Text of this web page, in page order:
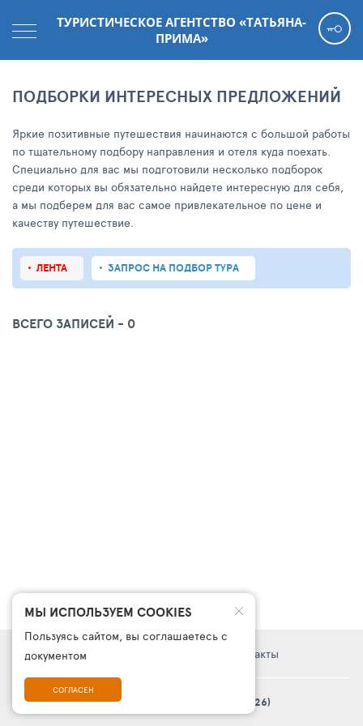
ТУРИСТИЧЕСКОЕ АГЕНТСТВО «ТАТЬЯНА-
ПРИМА»
ПОДБОРКИ ИНТЕРЕСНЫХ ПРЕДЛОЖЕНИЙ
Яркие позитивные путешествия начинаются с большой работы
по тщательному подбору направления и отеля куда поехать.
Специально для вас мы подготовили несколько подборок
среди которых вы обязательно найдете интересную для себя,
а мы подберем для вас самое привлекательное по цене и
качеству путешествие.
ЛЕНТА ЗАПРОС НА ПОДБОР ТУРА
ВСЕГО ЗАПИСЕЙ - 0
Правовая информация Контакты
© Платформа «ТурСайт Про» в.5.2.0 (2003 - 2026)
МЫ ИСПОЛЬЗУЕМ COOKIES
Пользуясь сайтом, вы соглашаетесь с
документом
СОГЛАСЕН